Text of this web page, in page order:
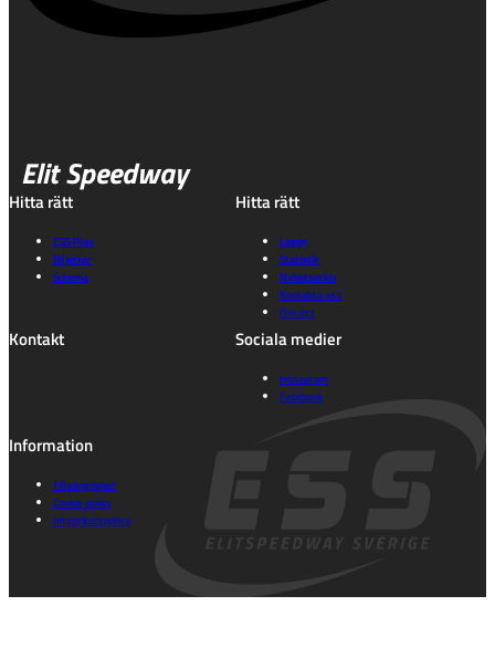
Elit Speedway
Hitta rätt
ESS Play
Biljetter
Schema
Hitta rätt
Lagen
Statistik
Nyhetsarkiv
Kontakta oss
Om oss
Kontakt Sociala medier
Instagram
Facebook
Information
Tillgänglighet
Cookie policy
Integritetspolicy